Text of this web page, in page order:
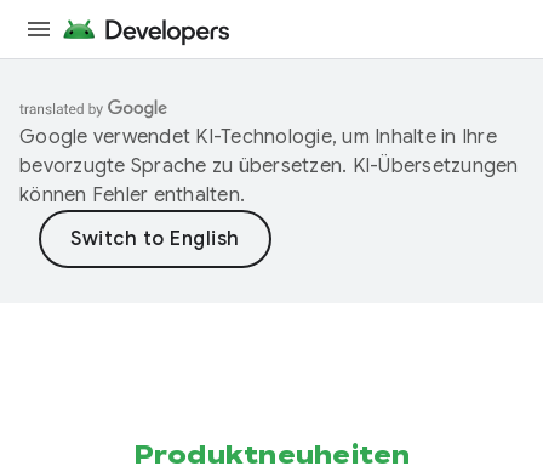
Google verwendet KI-Technologie, um Inhalte in Ihre
bevorzugte Sprache zu übersetzen. KI-Übersetzungen
können Fehler enthalten.
Produktneuheiten